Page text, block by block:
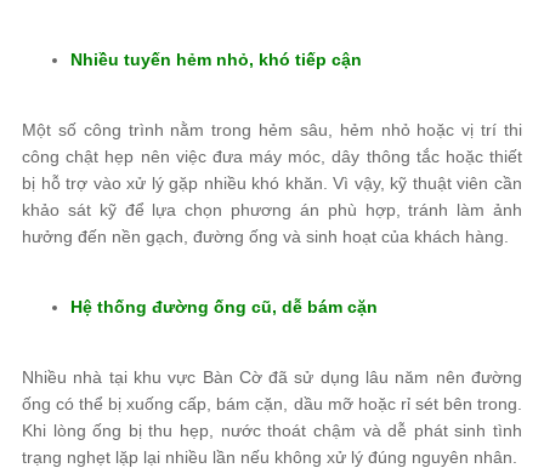
Nhiều tuyến hẻm nhỏ, khó tiếp cận
Một số công trình nằm trong hẻm sâu, hẻm nhỏ hoặc vị trí thi
công chật hẹp nên việc đưa máy móc, dây thông tắc hoặc thiết
bị hỗ trợ vào xử lý gặp nhiều khó khăn. Vì vậy, kỹ thuật viên cần
khảo sát kỹ để lựa chọn phương án phù hợp, tránh làm ảnh
hưởng đến nền gạch, đường ống và sinh hoạt của khách hàng.
Hệ thống đường ống cũ, dễ bám cặn
Nhiều nhà tại khu vực Bàn Cờ đã sử dụng lâu năm nên đường
ống có thể bị xuống cấp, bám cặn, dầu mỡ hoặc rỉ sét bên trong.
Khi lòng ống bị thu hẹp, nước thoát chậm và dễ phát sinh tình
trạng nghẹt lặp lại nhiều lần nếu không xử lý đúng nguyên nhân.